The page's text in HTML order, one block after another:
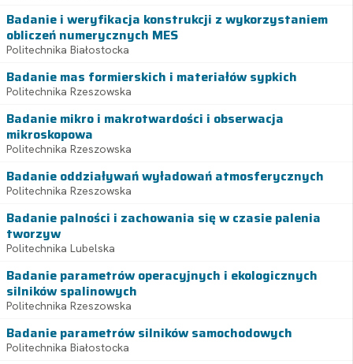
Badanie i weryfikacja konstrukcji z wykorzystaniem
obliczeń numerycznych MES
Politechnika Białostocka
Badanie mas formierskich i materiałów sypkich
Politechnika Rzeszowska
Badanie mikro i makrotwardości i obserwacja
mikroskopowa
Politechnika Rzeszowska
Badanie oddziaływań wyładowań atmosferycznych
Politechnika Rzeszowska
Badanie palności i zachowania się w czasie palenia
tworzyw
Politechnika Lubelska
Badanie parametrów operacyjnych i ekologicznych
silników spalinowych
Politechnika Rzeszowska
Badanie parametrów silników samochodowych
Politechnika Białostocka